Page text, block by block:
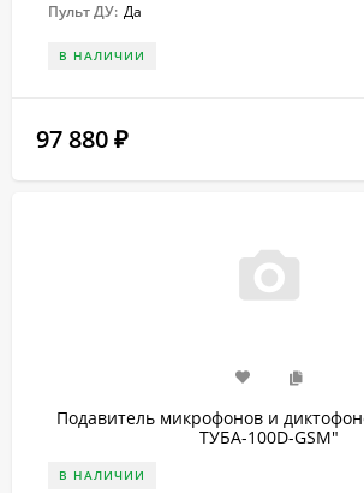
Пульт ДУ: Да
В НАЛИЧИИ
97 880 ₽
Подавитель микрофонов и
ТУБА-100D-GSM"
В НАЛИЧИИ